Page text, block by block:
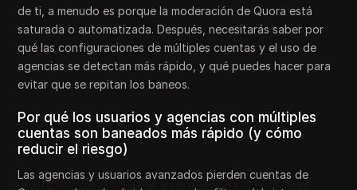
de ti, a menudo es porque la moderación de Quora está
saturada o automatizada. Después, necesitarás saber por
qué las configuraciones de múltiples cuentas y el uso de
agencias se detectan más rápido, y qué puedes hacer para
evitar que se repitan los baneos.
Por qué los usuarios y agencias con múltiples
cuentas son baneados más rápido (y cómo
reducir el riesgo)
Las agencias y usuarios avanzados pierden cuentas de